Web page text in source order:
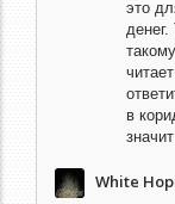
это
в
White